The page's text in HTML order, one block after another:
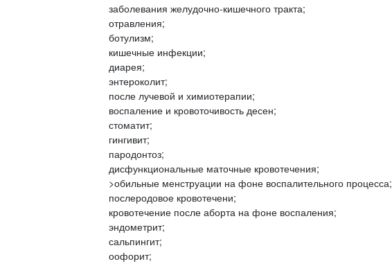
заболевания желудочно-кишечного тракта;
отравления;
ботулизм;
кишечные инфекции;
диарея;
энтероколит;
после лучевой и химиотерапии;
воспаление и кровоточивость десен;
стоматит;
гингивит;
пародонтоз;
дисфункциональные маточные кровотечения;
>обильные менструации на фоне воспалительного процесса;
послеродовое кровотечени;
кровотечение после аборта на фоне воспаления;
эндометрит;
сальпингит;
оофорит;